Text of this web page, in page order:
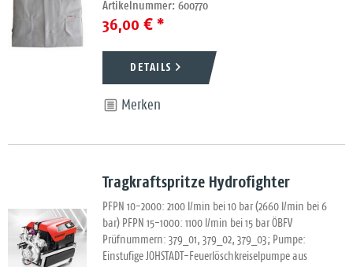
Artikelnummer: 600770
36,00 € *
DETAILS
Merken
Tragkraftspritze Hydrofighter
PFPN 10-2000: 2100 l/min bei 10 bar (2660 l/min bei 6
bar) PFPN 15-1000: 1100 l/min bei 15 bar ÖBFV
Prüfnummern: 379_01, 379_02, 379_03; Pumpe:
Einstufige JOHSTADT-Feuerlöschkreiselpumpe aus